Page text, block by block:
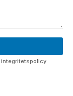
integritetspolicy.